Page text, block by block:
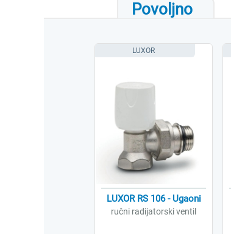
Povoljno
LUXOR RS 106 - Ugaoni
ručni radijatorski ventil
LUXOR